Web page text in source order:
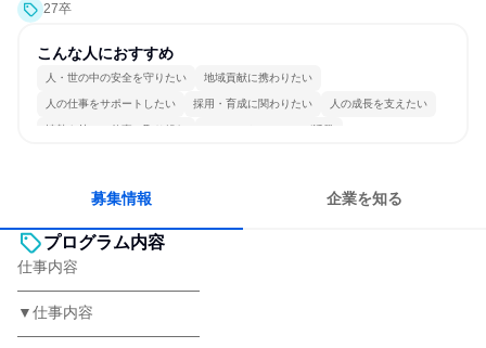
27卒
こんな人におすすめ
人・世の中の安全を守りたい 地域貢献に携わりたい
人の仕事をサポートしたい 採用・育成に関わりたい 人の成長を支えたい
情熱を持って仕事に取り組む コミュニケーションが活発
募集情報 企業を知る
プログラム内容
仕事内容
――――――――――――
▼仕事内容
――――――――――――